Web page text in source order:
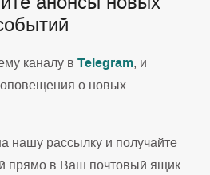
каналу в Telegram, и
о новых
нашу рассылку и получайте
прямо в Ваш почтовый ящик.